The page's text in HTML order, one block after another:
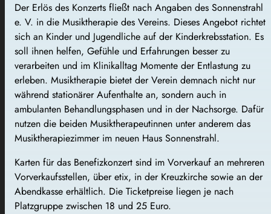
Der Erlös des Konzerts fließt nach Angaben des Sonnenstrahl
e. V. in die Musiktherapie des Vereins. Dieses Angebot richtet
sich an Kinder und Jugendliche auf der Kinderkrebsstation. Es
soll ihnen helfen, Gefühle und Erfahrungen besser zu
verarbeiten und im Klinikalltag Momente der Entlastung zu
erleben. Musiktherapie bietet der Verein demnach nicht nur
während stationärer Aufenthalte an, sondern auch in
ambulanten Behandlungsphasen und in der Nachsorge. Dafür
nutzen die beiden Musiktherapeutinnen unter anderem das
Musiktherapiezimmer im neuen Haus Sonnenstrahl.
Karten für das Benefizkonzert sind im Vorverkauf an mehreren
Vorverkaufsstellen, über etix, in der Kreuzkirche sowie an der
Abendkasse erhältlich. Die Ticketpreise liegen je nach
Platzgruppe zwischen 18 und 25 Euro.